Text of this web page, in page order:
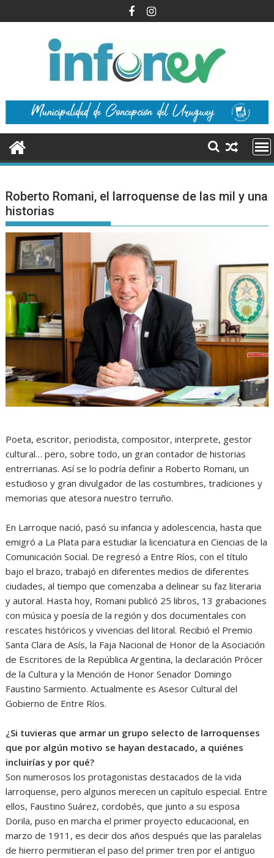
al
Roberto Romani, el larroquense de las mil y una
historias
Poeta, escritor, periodista, compositor, interprete, gestor
cultural… pero, sobre todo, un gran contador de historias
entrerrianas. Así se lo podría definir a Roberto Romani, un
estudioso y gran divulgador de las costumbres, tradiciones y
memorias que atesora nuestro terruño.
En Larroque nació, pasó su infancia y adolescencia, hasta que
emigró a La Plata para estudiar la licenciatura en Ciencias de la
Comunicación Social. De regresó a Entre Ríos, con el título
bajo el brazo, trabajó en diferentes medios de diferentes
ciudades, al tiempo que comenzaba a delinear su faz literaria
y autoral. Hasta hoy, Romani publicó 25 libros, 13 grabaciones
con música y poesía de la región y dos documentales con
rescates históricos y vivencias del litoral. Recibió el Premio
Santa Clara de Asís, la Faja Nacional de Honor de la Asociación
de Escritores de la República Argentina, la declaración Prócer
de la Cultura y la Mención de Honor Senador Domingo
Faustino Sarmiento. Actualmente es Asesor Cultural del
Gobierno de Entre Ríos.
¿Si tuvieras que armar un grupo selecto de larroquenses
que por algún motivo se hayan destacado, a quiénes
incluirías y por qué?
Son numerosos los protagonistas destacados de la vida
larroquense, pero algunos merecen un capítulo especial. Entre
ellos, Faustino Suárez, cordobés, que junto a su esposa
Dorila, puso en marcha el primer proyecto educacional, en
marzo de 1911, es decir dos años después que las paralelas
de hierro permitieran el paso del primer tren por el antiguo